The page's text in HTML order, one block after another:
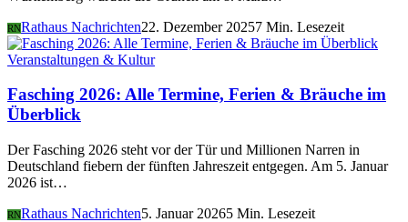
RNRathaus Nachrichten22. Dezember 20257 Min. Lesezeit
Veranstaltungen & Kultur
Fasching 2026: Alle Termine, Ferien & Bräuche im
Überblick
Der Fasching 2026 steht vor der Tür und Millionen Narren in
Deutschland fiebern der fünften Jahreszeit entgegen. Am 5. Januar
2026 ist…
RNRathaus Nachrichten5. Januar 20265 Min. Lesezeit